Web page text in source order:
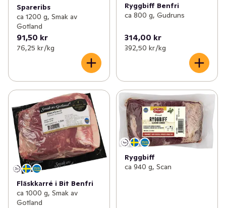
Spareribs
ca 1200 g, Smak av
Gotland
91,50 kr
76,25 kr /kg
Ryggbiff Benfri
ca 800 g, Gudruns
314,00 kr
392,50 kr /kg
Fläskkarré i Bit Benfri
ca 1000 g, Smak av
Gotland
Ryggbiff
ca 940 g, Scan